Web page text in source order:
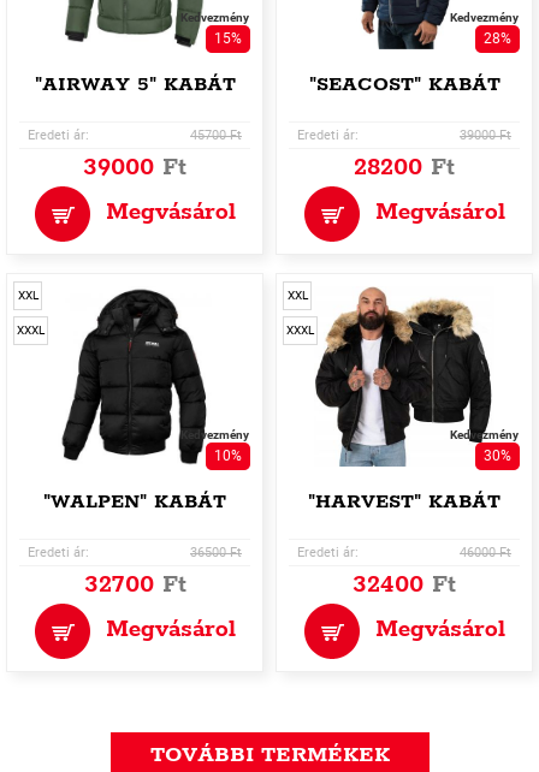
Kedvezmény
15%
"AIRWAY 5" KABÁT
Eredeti ár: 45700 Ft
39000 Ft
Megvásárol
Kedvezmény
28%
"SEACOST" KABÁT
Eredeti ár: 39000 Ft
28200 Ft
Megvásárol
XXL
XXXL
Kedvezmény
10%
"WALPEN" KABÁT
Eredeti ár: 36500 Ft
32700 Ft
Megvásárol
XXL
XXXL
Kedvezmény
30%
"HARVEST" KABÁT
Eredeti ár: 46000 Ft
32400 Ft
Megvásárol
TOVÁBBI TERMÉKEK